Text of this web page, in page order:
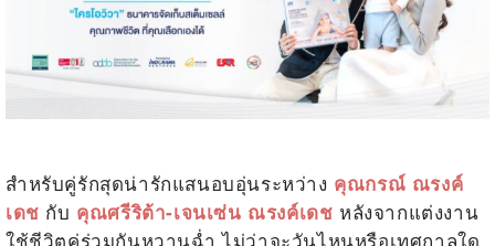
สำหรับคู่รักสุดน่ารักแสนอบอุ่นระหว่าง คุณกรณ์ ณรงค์
เดช กับ คุณศรีริต้า-เจนเซ่น ณรงค์เดช หลังจากแต่งงาน
ใช้ชีวิตคู่ร่วมกันหวานฉ่ำ ไม่ว่าจะวันไหนหรือเทศกาลใด